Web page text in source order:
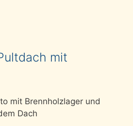
mit
mit Brennholzlager und
Dach